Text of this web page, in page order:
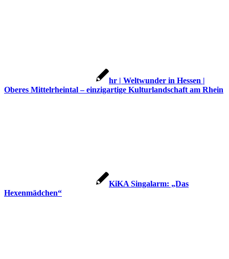
hr | Weltwunder in Hessen |
Oberes Mittelrheintal – einzigartige Kulturlandschaft am Rhein
KiKA Singalarm: „Das
Hexenmädchen“